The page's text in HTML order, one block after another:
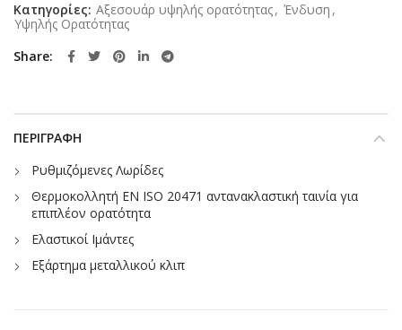
Κατηγορίες: Αξεσουάρ υψηλής ορατότητας, Ένδυση ,
Υψηλής Ορατότητας
Share
ΠΕΡΙΓΡΑΦΉ
Ρυθμιζόμενες Λωρίδες
Θερμοκολλητή EN ISO 20471 αντανακλαστική ταινία για
επιπλέον ορατότητα
Ελαστικοί Ιμάντες
Εξάρτημα μεταλλικού κλιπ